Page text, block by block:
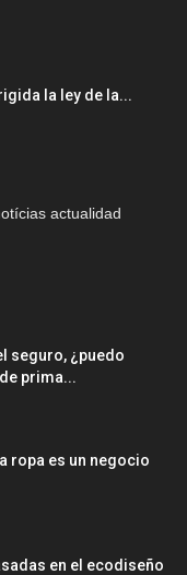
la ley de la...
actualidad
seguro, ¿puedo
prima...
ropa es un negocio
en el ecodiseño